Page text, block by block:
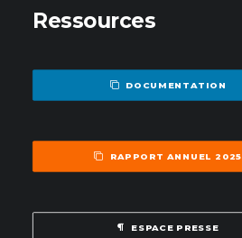
Ressources
DOCUMENTATION
RAPPORT ANNUEL 2025
ESPACE PRESSE